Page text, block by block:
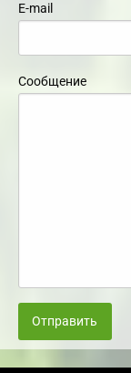
E-mail
Сообщение
Отправить